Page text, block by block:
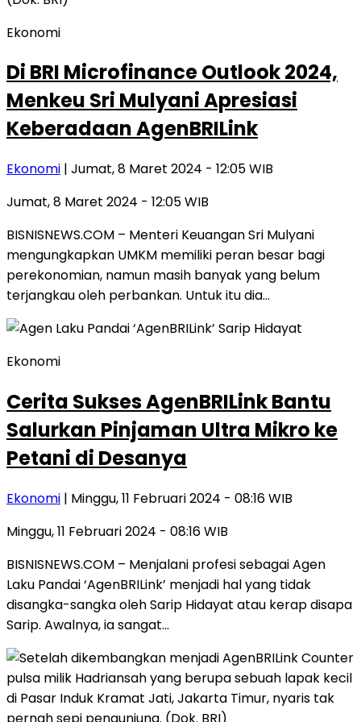
Ekonomi
Di BRI Microfinance Outlook 2024,
Menkeu Sri Mulyani Apresiasi
Keberadaan AgenBRILink
Ekonomi | Jumat, 8 Maret 2024 - 12:05 WIB
Jumat, 8 Maret 2024 - 12:05 WIB
BISNISNEWS.COM – Menteri Keuangan Sri Mulyani
mengungkapkan UMKM memiliki peran besar bagi
perekonomian, namun masih banyak yang belum
terjangkau oleh perbankan. Untuk itu dia…
Ekonomi
Cerita Sukses AgenBRILink Bantu
Salurkan Pinjaman Ultra Mikro ke
Petani di Desanya
Ekonomi | Minggu, 11 Februari 2024 - 08:16 WIB
Minggu, 11 Februari 2024 - 08:16 WIB
BISNISNEWS.COM – Menjalani profesi sebagai Agen
Laku Pandai ‘AgenBRILink’ menjadi hal yang tidak
disangka-sangka oleh Sarip Hidayat atau kerap disapa
Sarip. Awalnya, ia sangat…